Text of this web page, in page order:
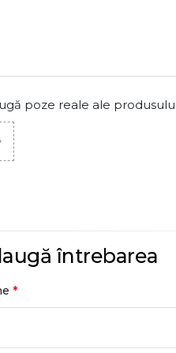
poze reale ale
întrebarea
*